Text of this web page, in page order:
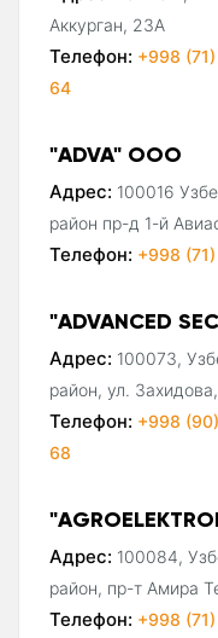
Аккурган, 23А
Телефон: +998
64
"ADVA" ООО
Адрес: 100016
район пр-д 1-й
Телефон: +998
"ADVANCED
Адрес: 100073,
район, ул.
Телефон: +998
68
Адрес: 100084,
район, пр-т Амира
Телефон: +998